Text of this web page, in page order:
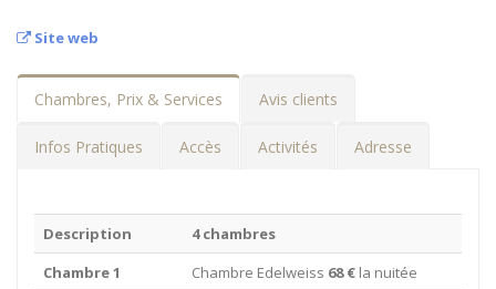
Site web
Chambres, Prix & Services Avis clients
Infos Pratiques Accès Activités Adresse
Description
4 chambres
Chambre 1
Chambre Edelweiss 68 € la nuitée